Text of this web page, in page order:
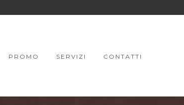
PROMO SERVIZI CONTATTI